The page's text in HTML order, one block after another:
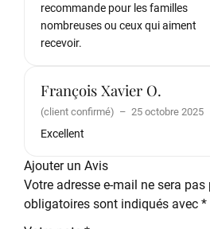
recommande pour les familles
nombreuses ou ceux qui aiment
recevoir.
François Xavier O.
(client confirmé) – 25 octobre 2025
Excellent
Ajouter un Avis
Votre adresse e-mail ne sera pas
obligatoires sont indiqués avec *